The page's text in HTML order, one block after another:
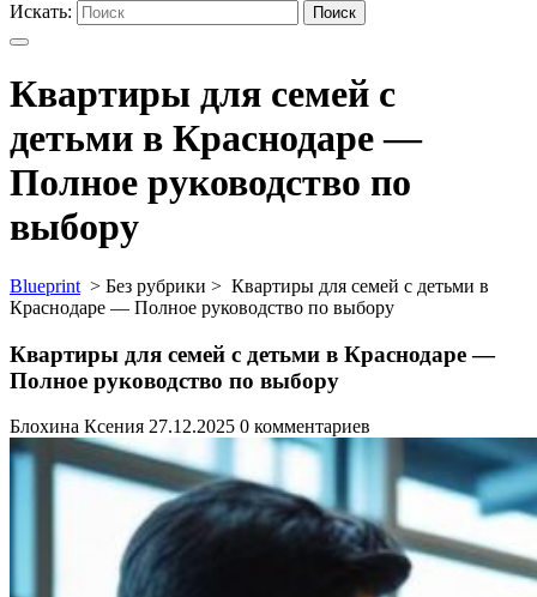
Искать: Поиск
Квартиры для семей с
детьми в Краснодаре —
Полное руководство по
выбору
Blueprint > Без рубрики > Квартиры для семей с детьми в
Краснодаре — Полное руководство по выбору
Квартиры для семей с детьми в Краснодаре —
Полное руководство по выбору
Блохина Ксения 27.12.2025 0 комментариев